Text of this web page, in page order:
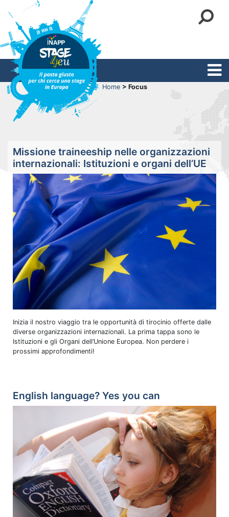
Home > Focus
Missione traineeship nelle organizzazioni
internazionali: Istituzioni e organi dell’UE
Inizia il nostro viaggio tra le opportunità di tirocinio offerte dalle
diverse organizzazioni internazionali. La prima tappa sono le
Istituzioni e gli Organi dell’Unione Europea. Non perdere i
prossimi approfondimenti!
English language? Yes you can